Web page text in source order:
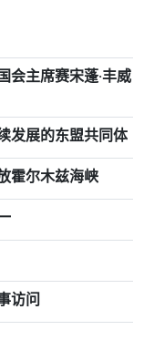
会主席赛宋蓬·丰威
发展的东盟共同体
霍尔木兹海峡
访问